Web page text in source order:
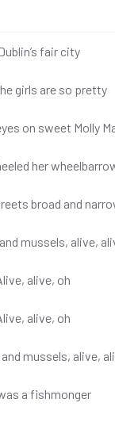
fair city
girls are so pretty
on sweet Molly
her
broad and
mussels, alive,
alive, oh
alive, oh
mussels, alive,
a fishmonger